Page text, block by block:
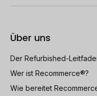
speichern.
An Konnektivität
und einen Ethernet-
refurbished Sony
Über uns
Der Refurbished-
Wer ist Recommerce®?
Wie bereitet